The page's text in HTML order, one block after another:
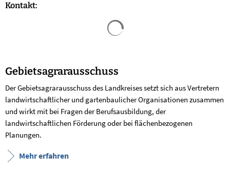
Kontakt:
Gebietsagrarausschuss
Der Gebietsagrarausschuss des Landkreises setzt sich aus Vertretern
landwirtschaftlicher und gartenbaulicher Organisationen zusammen
und wirkt mit bei Fragen der Berufsausbildung, der
landwirtschaftlichen Förderung oder bei flächenbezogenen
Planungen.
Mehr erfahren